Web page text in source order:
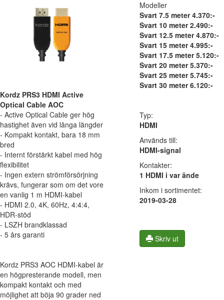
Kordz PRS3 HDMI Active
Optical Cable AOC
- Active Optical Cable ger hög
hastighet även vid långa längder
- Kompakt kontakt, bara 18 mm
bred
- Internt förstärkt kabel med hög
flexibilitet
- Ingen extern strömförsörjning
krävs, fungerar som om det vore
en vanlig 1 m HDMI-kabel
- HDMI 2.0, 4K, 60Hz, 4:4:4,
HDR-stöd
- LSZH brandklassad
- 5 års garanti
Kordz PRS3 AOC HDMI-kabel är
en högpresterande modell, men
kompakt kontakt och med
möjlighet att böja 90 grader ned
Modeller
Svart 7.5 meter 4.370:-
Svart 10 meter 2.490:-
Svart 12.5 meter 4.870:-
Svart 15 meter 4.995:-
Svart 17.5 meter 5.120:-
Svart 20 meter 5.370:-
Svart 25 meter 5.745:-
Svart 30 meter 6.120:-
Typ:
HDMI
Används till:
HDMI-signal
Kontakter:
1 HDMI i var ände
Inkom i sortimentet:
2019-03-28
Skriv ut